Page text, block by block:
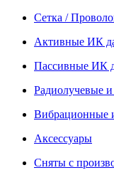
Сетка /
Активные ИК
Пассивные ИК
Радиолучевые и
Вибрационные
Аксессуары
Сняты с